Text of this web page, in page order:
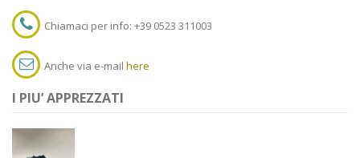
Chiamaci per info: +39 0523 311003
Anche via e-mail here
I PIU’ APPREZZATI